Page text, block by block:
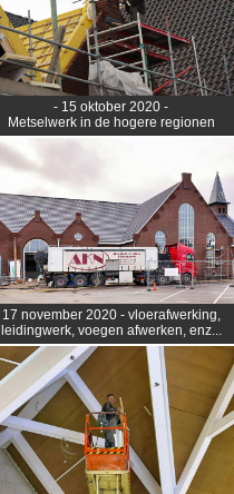
- 15 oktober 2020 -
Metselwerk in de hogere regionen
17 november 2020 - vloerafwerking,
leidingwerk, voegen afwerken, enz...